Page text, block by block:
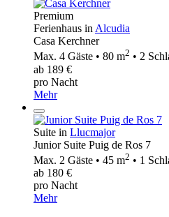
Premium
Ferienhaus in Alcudia
Casa Kerchner
Max. 4 Gäste • 80 m2 • 2
ab 189 €
pro Nacht
Mehr
Suite in Llucmajor
Junior Suite Puig de Ros 7
Max. 2 Gäste • 45 m2 • 1
ab 180 €
pro Nacht
Mehr